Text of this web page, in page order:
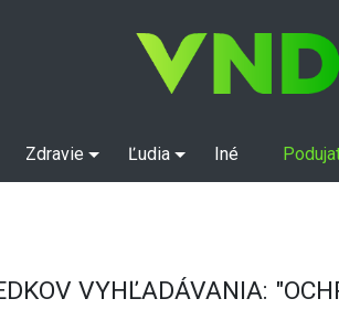
Zdravie Ľudia Iné
VYHĽADÁVANIA: